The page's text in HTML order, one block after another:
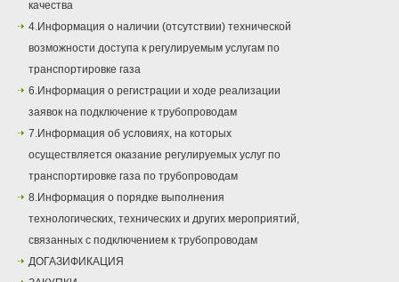
качества
4.Информация о наличии (отсутствии) технической
возможности доступа к регулируемым услугам по
транспортировке газа
6.Информация о регистрации и ходе реализации
заявок на подключение к трубопроводам
7.Информация об условиях, на которых
осуществляется оказание регулируемых услуг по
транспортировке газа по трубопроводам
8.Информация о порядке выполнения
технологических, технических и других мероприятий,
связанных с подключением к трубопроводам
ДОГАЗИФИКАЦИЯ